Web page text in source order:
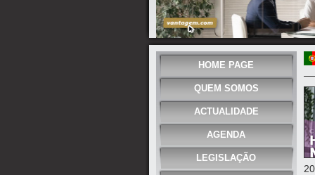
HOME PAGE
QUEM SOMOS
ACTUALIDADE
AGENDA
LEGISLAÇÃO